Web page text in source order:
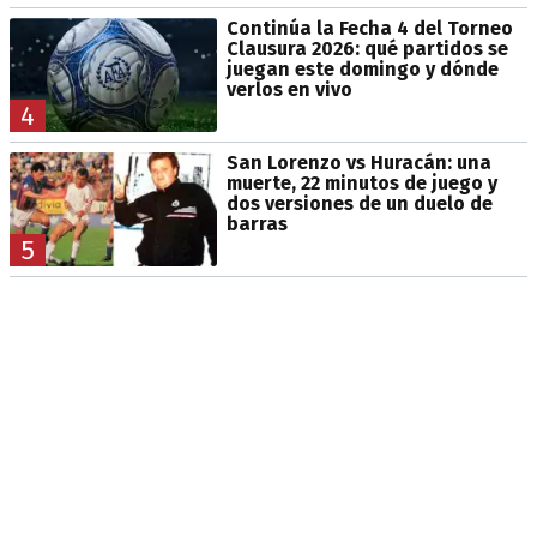
4
Continúa la Fecha 4 del Torneo
Clausura 2026: qué partidos se
juegan este domingo y dónde
verlos en vivo
5
San Lorenzo vs Huracán: una
muerte, 22 minutos de juego y
dos versiones de un duelo de
barras